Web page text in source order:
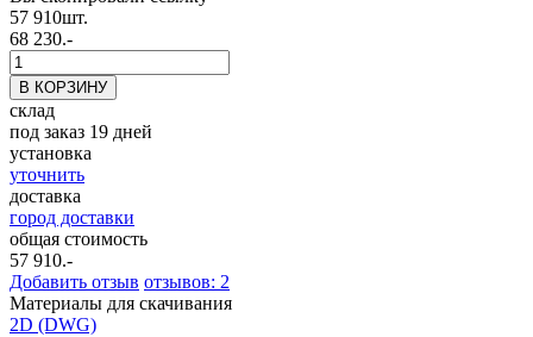
57 910шт.
68 230.-
склад
под заказ 19 дней
установка
уточнить
доставка
город доставки
общая стоимость
57 910.-
Добавить отзыв отзывов: 2
Материалы для скачивания
2D (DWG)